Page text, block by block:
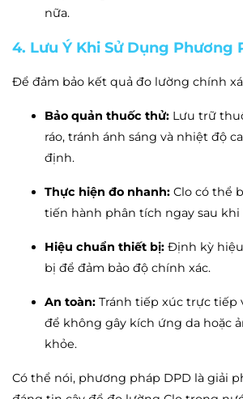
nữa.
4. Lưu Ý Khi Sử Dụng Phương
Để đảm bảo kết quả đo lường chính
Bảo quản thuốc thử: Lưu trữ
ráo, tránh ánh sáng và nhiệt độ
định.
Thực hiện đo nhanh: Clo có thể
tiến hành phân tích ngay sau khi
Hiệu chuẩn thiết bị: Định kỳ
bị để đảm bảo độ chính xác.
An toàn: Tránh tiếp xúc trực tiếp
để không gây kích ứng da hoặc
khỏe.
Có thể nói, phương pháp DPD là giải